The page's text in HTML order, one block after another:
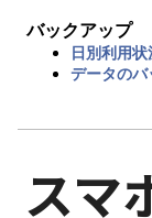
バックアップ
日別利用
データの
スマ